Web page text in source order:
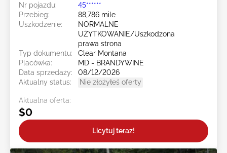
Nr pojazdu:
45******
Przebieg:
88,786 mile
Uszkodzenie:
NORMALNE
UŻYTKOWANIE/Uszkodzona
prawa strona
Typ dokumentu:
Clear Montana
Placówka:
MD - BRANDYWINE
Data sprzedaży:
08/12/2026
Aktualny status:
Nie złożyłeś oferty
Aktualna oferta:
$0
Licytuj teraz!